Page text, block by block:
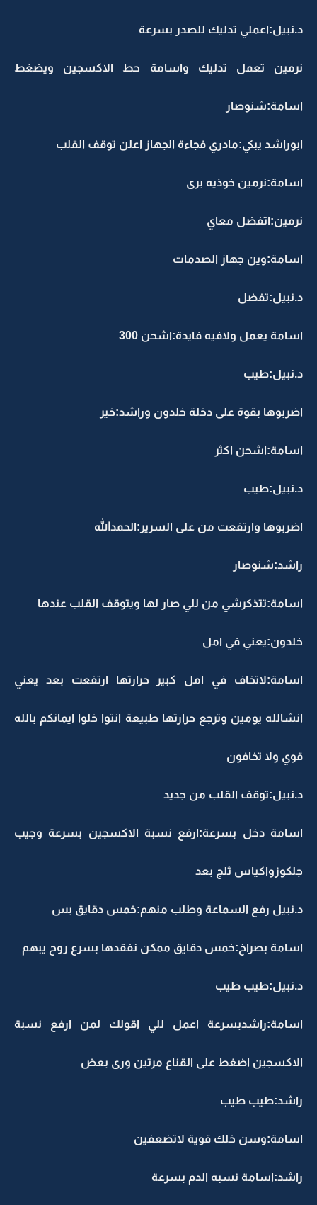
د.نبيل:اعملي تدليك للصدر بسرعة
نرمين تعمل تدليك واسامة حط الاكسجين ويضغط
اسامة:شنوصار
ابوراشد يبكي:مادري فجاءة الجهاز اعلن توقف القلب
اسامة:نرمين خوذيه برى
نرمين:اتفضل معاي
اسامة:وين جهاز الصدمات
د.نبيل:تفضل
اسامة يعمل ولافيه فايدة:اشحن 300
د.نبيل:طيب
اضربوها بقوة على دخلة خلدون وراشد:خير
اسامة:اشحن اكثر
د.نبيل:طيب
اضربوها وارتفعت من على السرير:الحمدالله
راشد:شنوصار
اسامة:تتذكرشي من للي صار لها ويتوقف القلب عندها
خلدون:يعني في امل
اسامة:لاتخاف في امل كبير حرارتها ارتفعت بعد يعني
انشالله يومين وترجع حرارتها طبيعة انتوا خلوا ايمانكم بالله
قوي ولا تخافون
د.نبيل:توقف القلب من جديد
اسامة دخل بسرعة:ارفع نسبة الاكسجين بسرعة وجيب
جلكوزواكياس ثلج بعد
د.نبيل رفع السماعة وطلب منهم:خمس دقايق بس
اسامة بصراخ:خمس دقايق ممكن نفقدها بسرع روح يبهم
د.نبيل:طيب طيب
اسامة:راشدبسرعة اعمل للي اقولك لمن ارفع نسبة
الاكسجين اضغط على القناع مرتين ورى بعض
راشد:طيب طيب
اسامة:وسن خلك قوية لاتضعفين
راشد:اسامة نسبه الدم بسرعة